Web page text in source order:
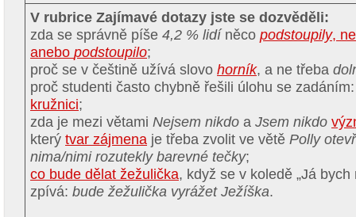
V rubrice Zajímavé dotazy jste se dozvěděli:
zda se správně píše 4,2 % lidíněco podstoupily,
anebo podstoupilo;
proč se v češtině užívá slovo horník, a ne třeba
proč studenti často chybně řešili úlohu se
kružnici;
zda je mezi větami Nejsem nikdo a Jsem nikdo
který tvar zájmena je třeba zvolit ve větě Polly
nima/nimi rozutekly barevné tečky;
co bude dělat žežulička, když se v koledě „Já bych
zpívá: bude žežulička vyrážet Ježíška.